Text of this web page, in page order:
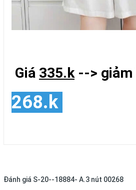
Giá 335.k--> giảm
268.k
Đánh giá S-20--18884- A.3 nút 00268